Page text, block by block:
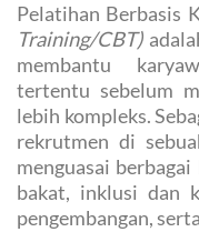
Pelatihan Berbasis
Training/CBT)
membantu
tertentu sebelum
lebih kompleks.
rekrutmen di
menguasai
bakat, inklusi dan
pengembangan,